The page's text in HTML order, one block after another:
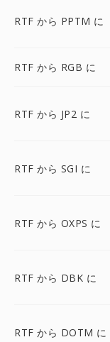
RTF から PPTM に
RTF から RGB に
RTF から JP2 に
RTF から SGI に
RTF から OXPS に
RTF から DBK に
RTF から DOTM に